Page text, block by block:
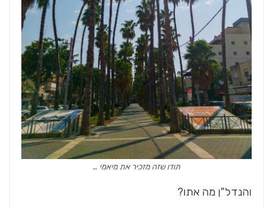
תודו שזה מזכיר את מיאמי …
והנדל"ן מה אתו?